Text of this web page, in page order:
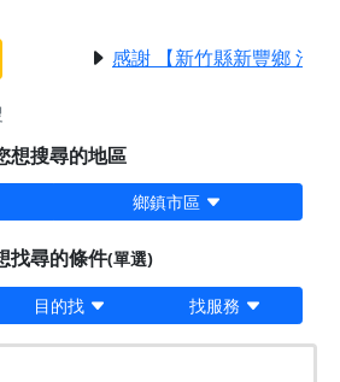
感謝 【新竹縣新豐鄉 池
想搜尋的地區
鄉鎮市區
找尋的條件(單選)
目的找 找服務